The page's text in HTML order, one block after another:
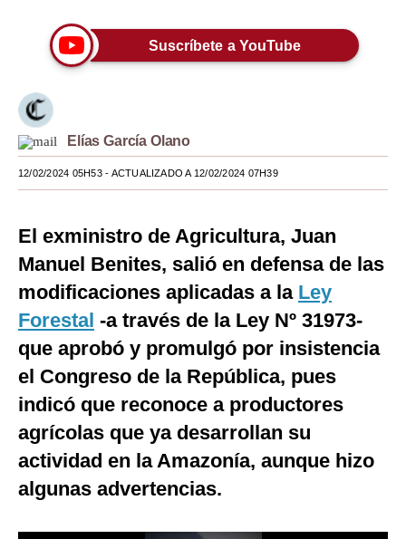
Blogs
Lujo
Viajes
Mundo
EEUU
México
España
Internacional
Tecnología
Suscríbete a YouTube
Elías García Olano
12/02/2024 05H53- ACTUALIZADO A 12/02/2024 07H39
El exministro de Agricultura, Juan
Manuel Benites, salió en defensa de las
modificaciones aplicadas a la Ley
Forestal -a través de la Ley Nº 31973-
que aprobó y promulgó por insistencia
el Congreso de la República, pues
indicó que reconoce a productores
agrícolas que ya desarrollan su
actividad en la Amazonía, aunque hizo
algunas advertencias.